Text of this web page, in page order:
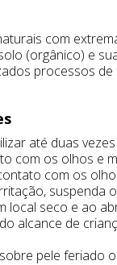
com
(orgânico) e
processos
até duas
com os olhos e
com os
suspenda
local seco e ao
alcance de
pele feriado